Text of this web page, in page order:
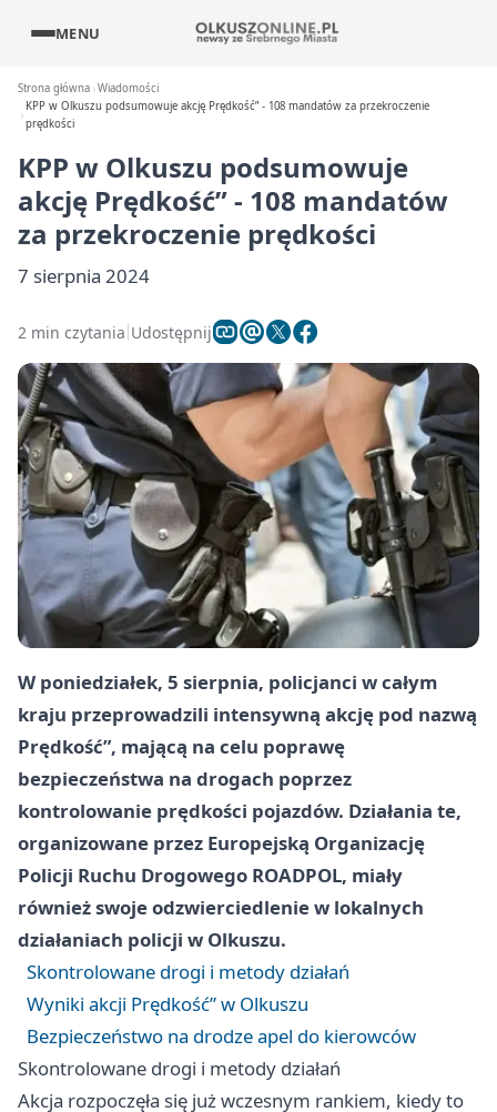
MENU
Strona główna Wiadomości
KPP w Olkuszu podsumowuje akcję Prędkość” - 108 mandatów za przekroczenie
prędkości
KPP w Olkuszu podsumowuje
akcję Prędkość” - 108 mandatów
za przekroczenie prędkości
7 sierpnia 2024
2 min czytania Udostępnij
W poniedziałek, 5 sierpnia, policjanci w całym
kraju przeprowadzili intensywną akcję pod nazwą
Prędkość”, mającą na celu poprawę
bezpieczeństwa na drogach poprzez
kontrolowanie prędkości pojazdów. Działania te,
organizowane przez Europejską Organizację
Policji Ruchu Drogowego ROADPOL, miały
również swoje odzwierciedlenie w lokalnych
działaniach policji w Olkuszu.
Skontrolowane drogi i metody działań
Wyniki akcji Prędkość” w Olkuszu
Bezpieczeństwo na drodze apel do kierowców
Skontrolowane drogi i metody działań
Akcja rozpoczęła się już wczesnym rankiem, kiedy to